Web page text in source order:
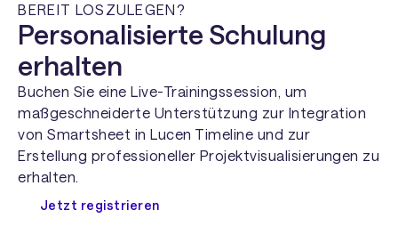
BEREIT LOSZULEGEN?
Personalisierte Schulung
erhalten
Buchen Sie eine Live-Trainingssession, um
maßgeschneiderte Unterstützung zur Integration
von Smartsheet in Lucen Timeline und zur
Erstellung professioneller Projektvisualisierungen zu
erhalten.
Jetzt registrieren